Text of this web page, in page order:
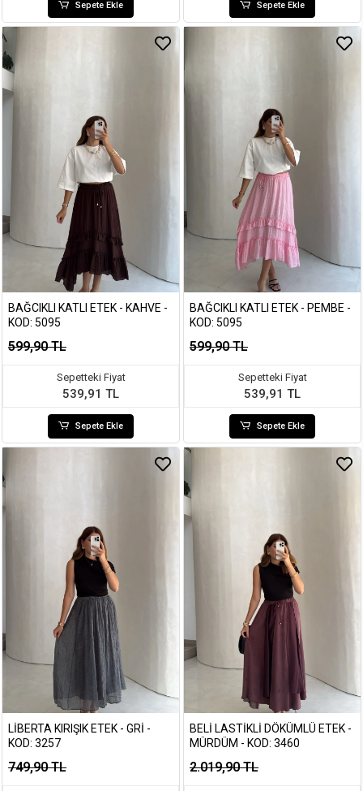
Sepete Ekle Sepete Ekle
BAĞCIKLI KATLI ETEK - KAHVE -
KOD: 5095
599,90 TL
Sepetteki Fiyat
539,91 TL
Sepete Ekle
BAĞCIKLI KATLI ETEK - PEMBE -
KOD: 5095
599,90 TL
Sepetteki Fiyat
539,91 TL
Sepete Ekle
LIBERTA KIRIŞIK ETEK - GRI -
KOD: 3257
749,90 TL
BELI LASTIKLI DÖKÜMLÜ ETEK -
MÜRDÜM - KOD: 3460
2.019,90 TL